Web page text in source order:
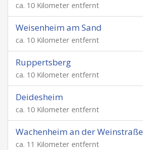
ca. 10 Kilometer entfernt
Weisenheim am Sand
ca. 10 Kilometer entfernt
Ruppertsberg
ca. 10 Kilometer entfernt
Deidesheim
ca. 10 Kilometer entfernt
Wachenheim an der Weinstraße
ca. 11 Kilometer entfernt